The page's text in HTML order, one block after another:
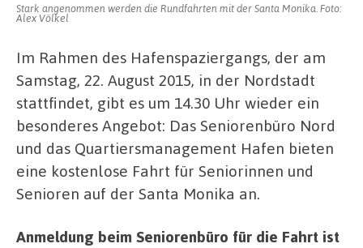
Stark angenommen werden die Rundfahrten mit der Santa Monika. Foto:
Alex Völkel
Im Rahmen des Hafenspaziergangs, der am
Samstag, 22. August 2015, in der Nordstadt
stattfindet, gibt es um 14.30 Uhr wieder ein
besonderes Angebot: Das Seniorenbüro Nord
und das Quartiersmanagement Hafen bieten
eine kostenlose Fahrt für Seniorinnen und
Senioren auf der Santa Monika an.
Anmeldung beim Seniorenbüro für die Fahrt ist